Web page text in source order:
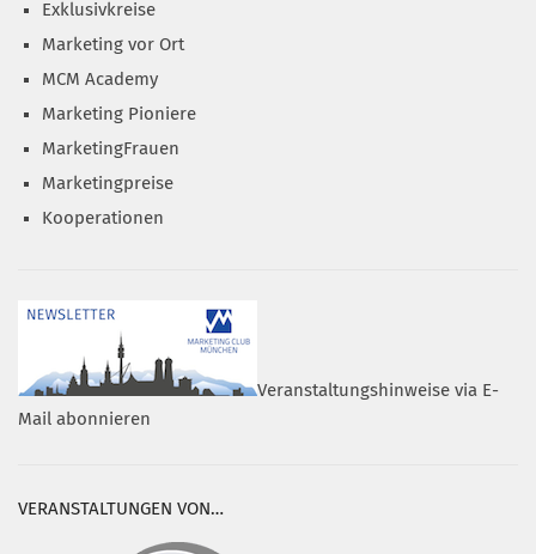
Exklusivkreise
Marketing vor Ort
MCM Academy
Marketing Pioniere
MarketingFrauen
Marketingpreise
Kooperationen
Veranstaltungshinweise via E-
Mail abonnieren
VERANSTALTUNGEN VON…